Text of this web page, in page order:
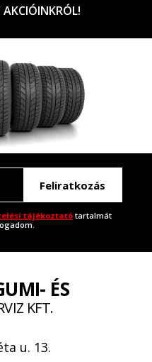
AKCIÓINKRÓL!
Feliratkozás
tájékoztatótartalmát
ÉS
KFT.
u. 13.